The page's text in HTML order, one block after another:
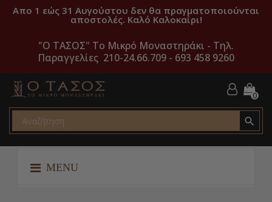
Απο 1 εώς 31 Αυγούστου δεν θα πραγματοποιούνται
αποστολές. Καλό Καλοκαίρι!
"O ΤΑΣΟΣ" Το Μικρό Μοναστηράκι - Τηλ.
Παραγγελίες 210-24.66.709 - 693 458 9260
0

MENU